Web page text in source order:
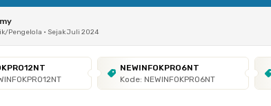
Pengelola • Sejak Juli 2024
NEWINFOKPRO6NT
Kode: NEWINFOKPRO6NT